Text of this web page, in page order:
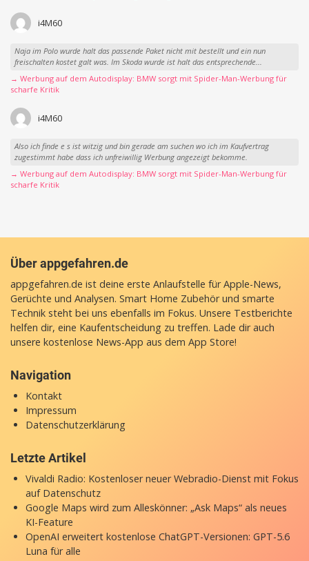
i4M60
Naja im Polo wurde halt das passende Paket nicht mit bestellt und ein nun
freischalten kostet galt was. Im Skoda wurde ist halt das entsprechende...
→ Werbung auf dem Autodisplay: BMW sorgt mit Spider-Man-Werbung für
scharfe Kritik
i4M60
Also ich finde e s ist witzig und bin gerade am suchen wo ich im Kaufvertrag
zugestimmt habe dass ich unfreiwillig Werbung angezeigt bekomme.
→ Werbung auf dem Autodisplay: BMW sorgt mit Spider-Man-Werbung für
scharfe Kritik
Über appgefahren.de
appgefahren.de ist deine erste Anlaufstelle für Apple-News,
Gerüchte und Analysen. Smart Home Zubehör und smarte
Technik steht bei uns ebenfalls im Fokus. Unsere Testberichte
helfen dir, eine Kaufentscheidung zu treffen. Lade dir auch
unsere kostenlose News-App aus dem App Store!
Navigation
Kontakt
Impressum
Datenschutzerklärung
Letzte Artikel
Vivaldi Radio: Kostenloser neuer Webradio-Dienst mit Fokus
auf Datenschutz
Google Maps wird zum Alleskönner: „Ask Maps“ als neues
KI-Feature
OpenAI erweitert kostenlose ChatGPT-Versionen: GPT-5.6
Luna für alle